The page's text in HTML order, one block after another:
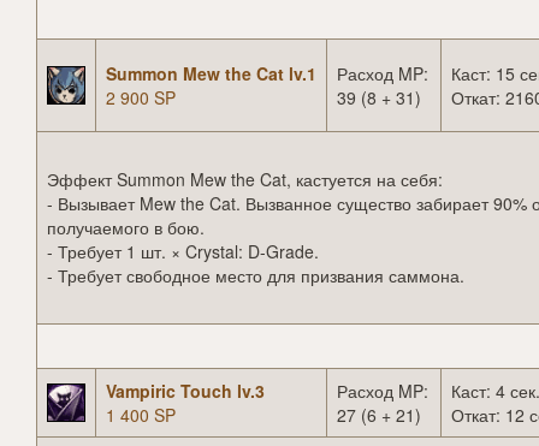
Summon Mew the Cat lv.1
2 900 SP
Расход MP:
39 (8 + 31)
Каст: 15
Откат:
Эффект Summon Mew the Cat, кастуется на себя:
- Вызывает Mew the Cat. Вызванное существо забирает 90%
получаемого в бою.
- Требует 1 шт. × Crystal: D-Grade.
- Требует свободное место для призвания саммона.
Vampiric Touch lv.3
1 400 SP
Расход MP:
27 (6 + 21)
Каст: 4 сек.
Откат: 12